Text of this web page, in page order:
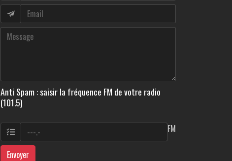
Anti Spam : saisir la fréquence FM de votre radio
(101.5)
FM
Envoyer